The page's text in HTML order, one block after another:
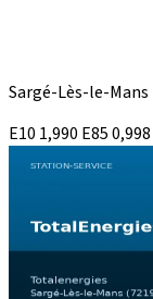
Sargé-Lès-le-Mans
E10 1,990 E850,998